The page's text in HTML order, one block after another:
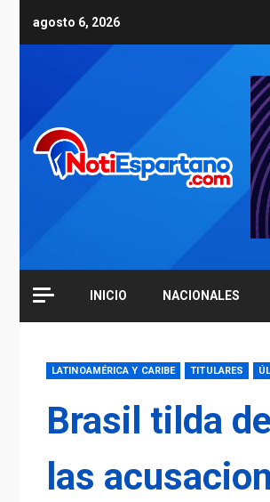
agosto 6, 2026
INICIO NACIONALES
LATINOAMÉRICA Y CARIBE TITULARES
Brasil tilda
las